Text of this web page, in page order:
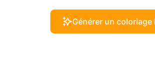
Générer un coloriage